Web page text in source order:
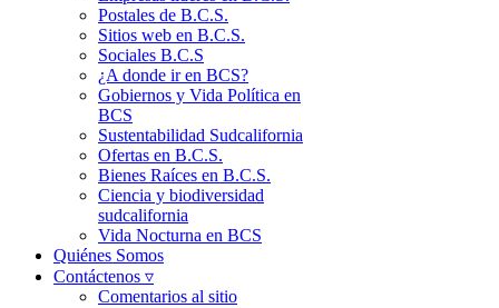
Postales de B.C.S.
Sitios web en B.C.S.
Sociales B.C.S
¿A donde ir en BCS?
Gobiernos y Vida Política en
BCS
Sustentabilidad Sudcalifornia
Ofertas en B.C.S.
Bienes Raíces en B.C.S.
Ciencia y biodiversidad
sudcalifornia
Vida Nocturna en BCS
Quiénes Somos
Contáctenos ▿
Comentarios al sitio